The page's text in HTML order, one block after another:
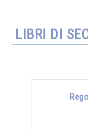
LIBRI DI